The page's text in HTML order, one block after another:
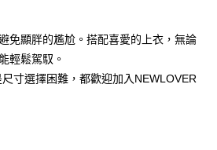
含以上)免運費
免顯胖的尷尬。搭配喜愛的上衣，無論
輕鬆駕馭。
寸選擇困難，都歡迎加入NEWLOVER